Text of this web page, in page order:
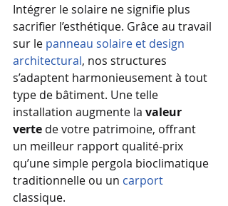
Intégrer le solaire ne signifie plus
sacrifier l’esthétique. Grâce au travail
sur le panneau solaire et design
architectural, nos structures
s’adaptent harmonieusement à tout
type de bâtiment. Une telle
installation augmente la valeur
verte de votre patrimoine, offrant
un meilleur rapport qualité-prix
qu’une simple pergola bioclimatique
traditionnelle ou un carport
classique.